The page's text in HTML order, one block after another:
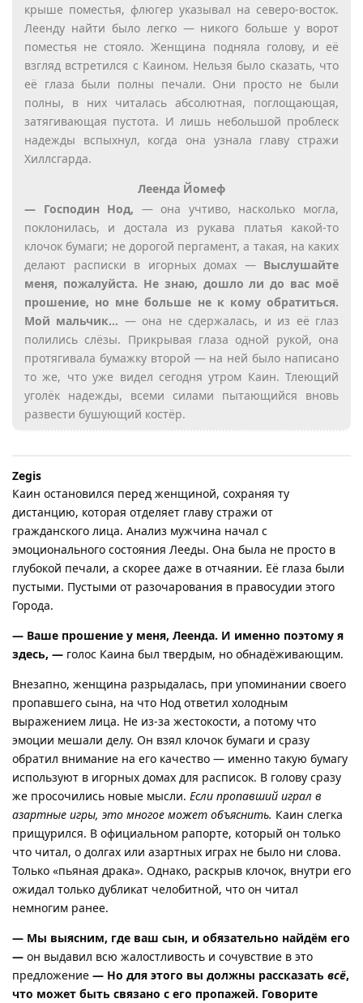
крыше поместья, флюгер указывал на северо-восток.
Леенду найти было легко — никого больше у ворот
поместья не стояло. Женщина подняла голову, и её
взгляд встретился с Каином. Нельзя было сказать, что
её глаза были полны печали. Они просто не были
полны, в них читалась абсолютная, поглощающая,
затягивающая пустота. И лишь небольшой проблеск
надежды вспыхнул, когда она узнала главу стражи
Хиллсгарда.
Леенда Йомеф
— Господин Нод, — она учтиво, насколько могла,
поклонилась, и достала из рукава платья какой-то
клочок бумаги; не дорогой пергамент, а такая, на каких
делают расписки в игорных домах — Выслушайте
меня, пожалуйста. Не знаю, дошло ли до вас моё
прошение, но мне больше не к кому обратиться.
Мой мальчик… — она не сдержалась, и из её глаз
полились слёзы. Прикрывая глаза одной рукой, она
протягивала бумажку второй — на ней было написано
то же, что уже видел сегодня утром Каин. Тлеющий
уголёк надежды, всеми силами пытающийся вновь
развести бушующий костёр.
Zegis
Каин остановился перед женщиной, сохраняя ту
дистанцию, которая отделяет главу стражи от
гражданского лица. Анализ мужчина начал с
эмоционального состояния Лееды. Она была не просто в
глубокой печали, а скорее даже в отчаянии. Её глаза были
пустыми. Пустыми от разочарования в правосудии этого
Города.
— Ваше прошение у меня, Леенда. И именно поэтому я
здесь, — голос Каина был твердым, но обнадёживающим.
Внезапно, женщина разрыдалась, при упоминании своего
пропавшего сына, на что Нод ответил холодным
выражением лица. Не из-за жестокости, а потому что
эмоции мешали делу. Он взял клочок бумаги и сразу
обратил внимание на его качество — именно такую бумагу
используют в игорных домах для расписок. В голову сразу
же просочились новые мысли. Если пропавший играл в
азартные игры, это многое может объяснить. Каин слегка
прищурился. В официальном рапорте, который он только
что читал, о долгах или азартных играх не было ни слова.
Только «пьяная драка». Однако, раскрыв клочок, внутри его
ожидал только дубликат челобитной, что он читал
немногим ранее.
— Мы выясним, где ваш сын, и обязательно найдём его
— он выдавил всю жалостливость и сочувствие в это
предложение — Но для этого вы должны рассказать всё,
что может быть связано с его пропажей. Говорите